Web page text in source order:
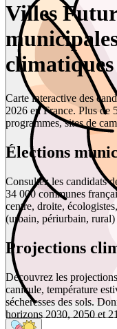
Villes
climatiques
Carte interactive des
2026 en France. Plus de
programmes, sites de
Élections
Consultez les candidats
34 000 communes
centre, droite,
(urbain, périurbain,
Projections
Découvrez les
canicule, température
sécheresses des sols.
horizons 2030, 2050 et